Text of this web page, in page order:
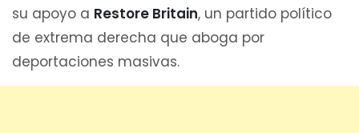
su apoyo a Restore Britain, un partido político
de extrema derecha que aboga por
deportaciones masivas.